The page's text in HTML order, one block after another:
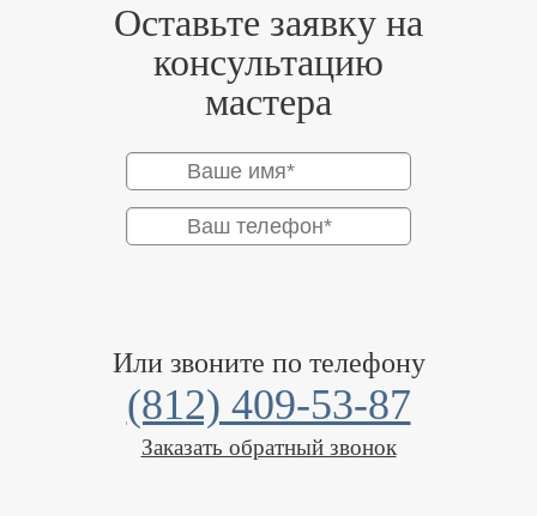
Оставьте заявку на
консультацию
мастера
Или звоните по телефону
(812) 409-53-87
Заказать обратный звонок